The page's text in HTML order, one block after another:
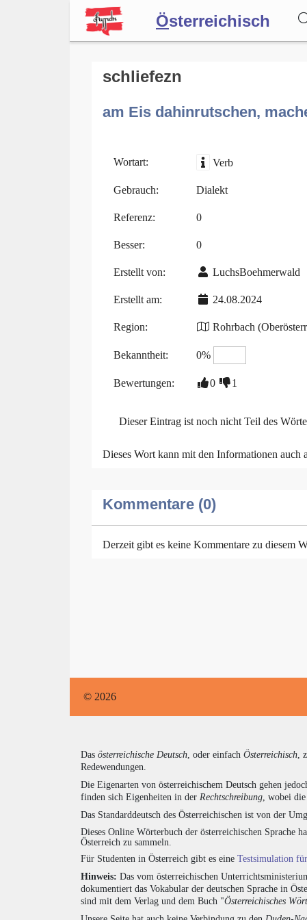
Österreichisch
Forum
Blog
schliefezn
am Eis dahinrutschen,
Wortart: Verb
Gebrauch: Dialekt
Referenz: 0
Besser: 0
Erstellt von: LuchsBoehmerwald
Erstellt am: 24.08.2024
Region: Rohrbach
Bekanntheit: 0%
Bewertungen: 0 1
Dieser Eintrag ist noch nicht Teil des
Dieses Wort kann mit den Informationen auch
Kommentare (0)
Derzeit gibt es keine Kommentare zu diesem
© 2026
Das österreichische Deutsch , oder einfach Österreichisch ,
Redewendungen.
Die Eigenarten von österreichischem Deutsch gehen
finden sich Eigenheiten in der Rechtschreibung , wobei
Das Standarddeutsch des Österreichischen ist von der
Dieses Online Wörterbuch der österreichischen Sprache
Österreich zu sammeln.
Für Studenten in Österreich gibt es eine Testsimulation
Hinweis: Das vom österreichischen
dokumentiert das Vokabular der deutschen Sprache in
sind mit dem Verlag und dem Buch "Österreichisches